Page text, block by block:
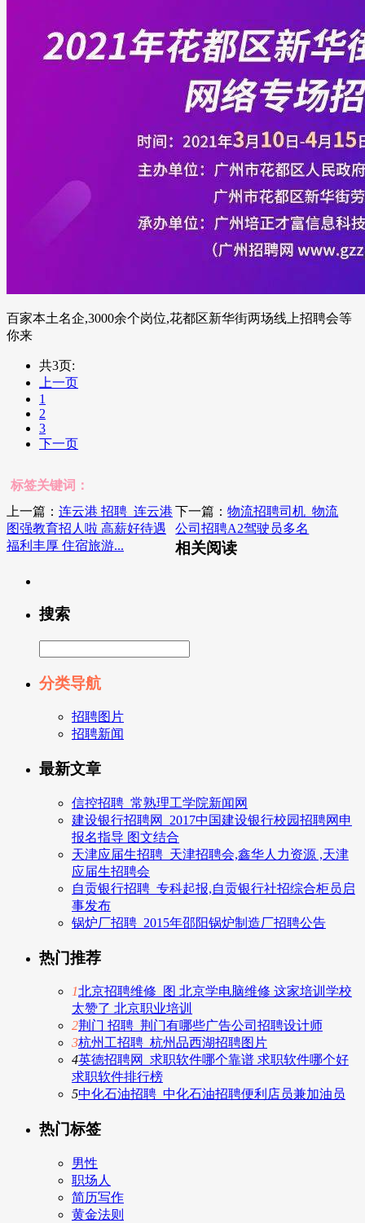
百家本土名企,3000余个岗位,花都区新华街两场线上招聘会等
你来
共3页:
上一页
1
2
3
下一页
标签关键词：
上一篇： 连云港 招聘_连云港
图强教育招人啦 高薪好待遇
福利丰厚 住宿旅游...
下一篇：物流招聘司机_物流
公司招聘A2驾驶员多名
相关阅读
搜索
分类导航
招聘图片
招聘新闻
最新文章
信控招聘_常熟理工学院新闻网
建设银行招聘网_2017中国建设银行校园招聘网申
报名指导 图文结合
天津应届生招聘_天津招聘会,鑫华人力资源 ,天津
应届生招聘会
自贡银行招聘_专科起报,自贡银行社招综合柜员启
事发布
锅炉厂招聘_2015年邵阳锅炉制造厂招聘公告
热门推荐
1北京招聘维修_图 北京学电脑维修 这家培训学校
太赞了 北京职业培训
2荆门 招聘_荆门有哪些广告公司招聘设计师
3杭州工招聘_杭州品西湖招聘图片
4英德招聘网_求职软件哪个靠谱 求职软件哪个好
求职软件排行榜
5中化石油招聘_中化石油招聘便利店员兼加油员
热门标签
男性
职场人
简历写作
黄金法则